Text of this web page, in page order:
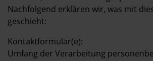
Nachfolgend erklären wir, was mit
geschieht:
Kontaktformular(e):
Umfang der Verarbeitung